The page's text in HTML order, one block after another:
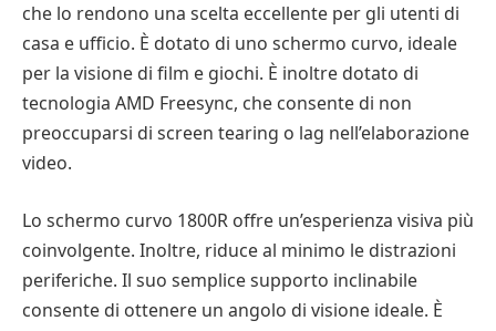
che lo rendono una scelta eccellente per gli utenti di
casa e ufficio. È dotato di uno schermo curvo, ideale
per la visione di film e giochi. È inoltre dotato di
tecnologia AMD Freesync, che consente di non
preoccuparsi di screen tearing o lag nell’elaborazione
video.
Lo schermo curvo 1800R offre un’esperienza visiva più
coinvolgente. Inoltre, riduce al minimo le distrazioni
periferiche. Il suo semplice supporto inclinabile
consente di ottenere un angolo di visione ideale. È